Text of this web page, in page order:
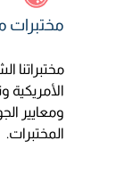
مختبرات
مختبراتنا
الأمريكية
ومعايير
المختبرات.